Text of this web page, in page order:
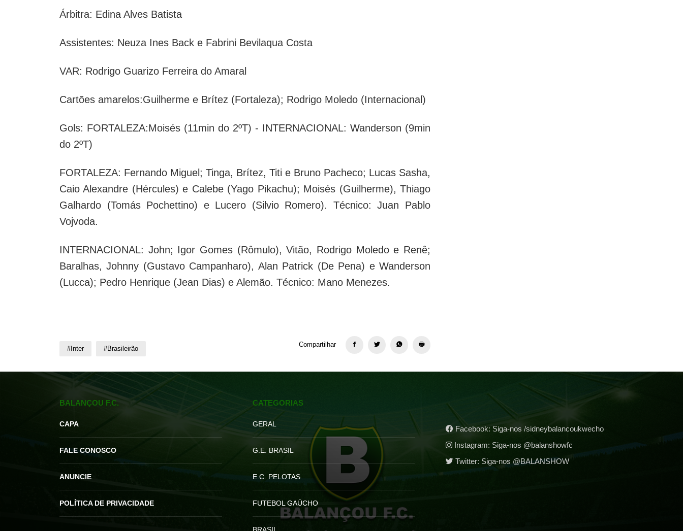
Árbitra: Edina Alves Batista
Assistentes: Neuza Ines Back e Fabrini Bevilaqua Costa
VAR: Rodrigo Guarizo Ferreira do Amaral
Cartões amarelos:Guilherme e Brítez (Fortaleza); Rodrigo Moledo (Internacional)
Gols: FORTALEZA:Moisés (11min do 2ºT) - INTERNACIONAL: Wanderson (9min
do 2ºT)
FORTALEZA: Fernando Miguel; Tinga, Brítez, Titi e Bruno Pacheco; Lucas Sasha,
Caio Alexandre (Hércules) e Calebe (Yago Pikachu); Moisés (Guilherme), Thiago
Galhardo (Tomás Pochettino) e Lucero (Silvio Romero). Técnico: Juan Pablo
Vojvoda.
INTERNACIONAL: John; Igor Gomes (Rômulo), Vitão, Rodrigo Moledo e Renê;
Baralhas, Johnny (Gustavo Campanharo), Alan Patrick (De Pena) e Wanderson
(Lucca); Pedro Henrique (Jean Dias) e Alemão. Técnico: Mano Menezes.
#Inter #Brasileirão
Compartilhar
BALANÇOU F.C.
CAPA
FALE CONOSCO
ANUNCIE
POLÍTICA DE PRIVACIDADE
CATEGORIAS
GERAL
G.E. BRASIL
E.C. PELOTAS
FUTEBOL GAÚCHO
BRASIL
Facebook: Siga-nos /sidneybalancoukwecho
Instagram: Siga-nos @balanshowfc
Twitter: Siga-nos @BALANSHOW